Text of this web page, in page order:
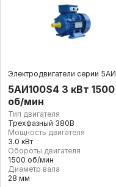
Электродвигатели серии 5АИ
5АИ100S4 3 кВт 1500
об/мин
Тип двигателя
Трехфазный 380В
Мощность двигателя
3.0 кВт
Обороты двигателя
1500 об/мин
Диаметр вала
28 мм